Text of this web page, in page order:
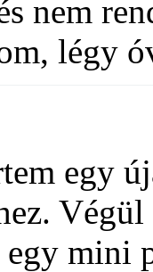
nem
légy
egy
egy mini